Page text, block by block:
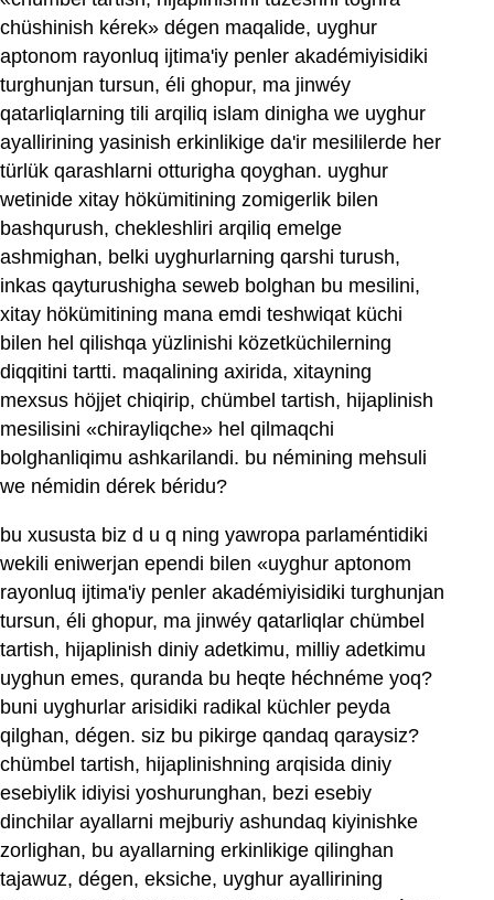
chüshinish kérek» dégen maqalide, uyghur
aptonom rayonluq ijtima'iy penler akadémiyisidiki
turghunjan tursun, éli ghopur, ma jinwéy
qatarliqlarning tili arqiliq islam dinigha we uyghur
ayallirining yasinish erkinlikige da'ir mesililerde her
türlük qarashlarni otturigha qoyghan. uyghur
wetinide xitay hökümitining zomigerlik bilen
bashqurush, chekleshliri arqiliq emelge
ashmighan, belki uyghurlarning qarshi turush,
inkas qayturushigha seweb bolghan bu mesilini,
xitay hökümitining mana emdi teshwiqat küchi
bilen hel qilishqa yüzlinishi közetküchilerning
diqqitini tartti. maqalining axirida, xitayning
mexsus höjjet chiqirip, chümbel tartish, hijaplinish
mesilisini «chirayliqche» hel qilmaqchi
bolghanliqimu ashkarilandi. bu némining mehsuli
we némidin dérek béridu?
bu xususta biz d u q ning yawropa parlaméntidiki
wekili eniwerjan ependi bilen «uyghur aptonom
rayonluq ijtima'iy penler akadémiyisidiki turghunjan
tursun, éli ghopur, ma jinwéy qatarliqlar chümbel
tartish, hijaplinish diniy adetkimu, milliy adetkimu
uyghun emes, quranda bu heqte héchnéme yoq?
buni uyghurlar arisidiki radikal küchler peyda
qilghan, dégen. siz bu pikirge qandaq qaraysiz?
chümbel tartish, hijaplinishning arqisida diniy
esebiylik idiyisi yoshurunghan, bezi esebiy
dinchilar ayallarni mejburiy ashundaq kiyinishke
zorlighan, bu ayallarning erkinlikige qilinghan
tajawuz, dégen, eksiche, uyghur ayallirining